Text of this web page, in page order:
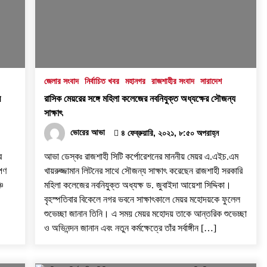
২৭ জুলাই, ২০২৬, ৩:১৫ অপরাহ্ন
‘প্রযুক্তির সঙ্গে তাল মিলিয়ে সাংবাদিকদের
১৭ জুলাই, ২০২৬, ৪:৩৩ অপরাহ্ন
জেলার সংবাদ নির্বাচিত খবর মহানগর রাজশাহীর সংবাদ সারাদেশ
রাসিক মেয়রের সঙ্গে মহিলা কলেজের নবনিযুক্ত অধ্যক্ষের সৌজন্য
সাক্ষাৎ
ভোরের আভা ৪ ফেব্রুয়ারি, ২০২১, ৮:৫০ অপরাহ্ন
আভা ডেস্কঃ রাজশাহী সিটি কর্পোরেশনের মাননীয় মেয়র এ.এইচ.এম
খায়রুজ্জামান লিটনের সাথে সৌজন্য সাক্ষাৎ করেছেন রাজশাহী সরকারি
মহিলা কলেজের নবনিযুক্ত অধ্যক্ষ ড. জুবাইদা আয়েশা সিদ্দিকা।
বৃহস্পতিবার বিকেলে নগর ভবনে সাক্ষাৎকালে মেয়র মহোদয়কে ফুলেল
শুভেচ্ছা জানান তিনি। এ সময় মেয়র মহোদয় তাকে আন্তরিক শুভেচ্ছা
ও অভিনন্দন জানান এবং নতুন কর্মক্ষেত্রে তাঁর সর্বাঙ্গীন […]